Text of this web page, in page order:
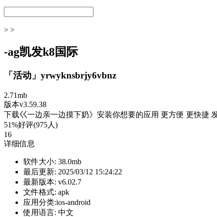
> >
-ag凯发k8国际
「活动」yrwyknsbrjy6vbnz
2.71mb
版本v3.59.38
下载巜一边亲一边摸下奶》安装你想要的应用 更方便 更快捷
51%好评(975人)
16
详细信息
软件大小: 38.0mb
最后更新: 2025/03/12 15:24:22
最新版本: v6.02.7
文件格式: apk
应用分类:ios-android
使用语言: 中文